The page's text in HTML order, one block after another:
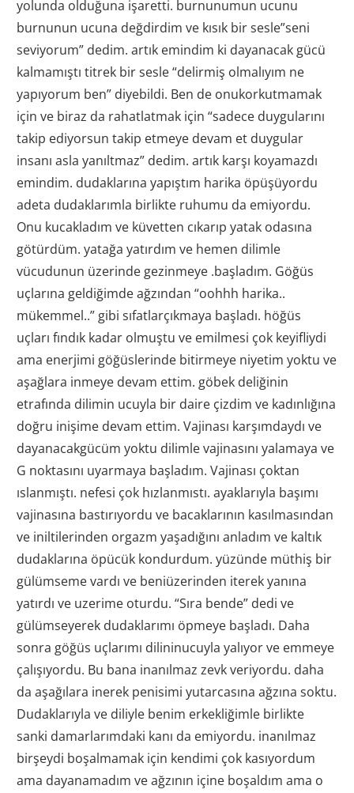
yolunda olduğuna işaretti. burnunumun ucunu
burnunun ucuna değdirdim ve kısık bir sesle”seni
seviyorum” dedim. artık emindim ki dayanacak gücü
kalmamıştı titrek bir sesle “delirmiş olmalıyım ne
yapıyorum ben” diyebildi. Ben de onukorkutmamak
için ve biraz da rahatlatmak için “sadece duygularını
takip ediyorsun takip etmeye devam et duygular
insanı asla yanıltmaz” dedim. artık karşı koyamazdı
emindim. dudaklarına yapıştım harika öpüşüyordu
adeta dudaklarımla birlikte ruhumu da emiyordu.
Onu kucakladım ve küvetten cıkarıp yatak odasına
götürdüm. yatağa yatırdım ve hemen dilimle
vücudunun üzerinde gezinmeye .başladım. Göğüs
uçlarına geldiğimde ağzından “oohhh harika..
mükemmel..” gibi sıfatlarçıkmaya başladı. höğüs
uçları fındık kadar olmuştu ve emilmesi çok keyifliydi
ama enerjimi göğüslerinde bitirmeye niyetim yoktu ve
aşağlara inmeye devam ettim. göbek deliğinin
etrafında dilimin ucuyla bir daire çizdim ve kadınlığına
doğru inişime devam ettim. Vajinası karşımdaydı ve
dayanacakgücüm yoktu dilimle vajinasını yalamaya ve
G noktasını uyarmaya başladım. Vajinası çoktan
ıslanmıştı. nefesi çok hızlanmıstı. ayaklarıyla başımı
vajinasına bastırıyordu ve bacaklarının kasılmasından
ve iniltilerinden orgazm yaşadığını anladım ve kaltık
dudaklarına öpücük kondurdum. yüzünde müthiş bir
gülümseme vardı ve beniüzerinden iterek yanına
yatırdı ve uzerime oturdu. “Sıra bende” dedi ve
gülümseyerek dudaklarımı öpmeye başladı. Daha
sonra göğüs uçlarımı dilininucuyla yalıyor ve emmeye
çalışıyordu. Bu bana inanılmaz zevk veriyordu. daha
da aşağılara inerek penisimi yutarcasına ağzına soktu.
Dudaklarıyla ve diliyle benim erkekliğimle birlikte
sanki damarlarımdaki kanı da emiyordu. inanılmaz
birşeydi boşalmamak için kendimi çok kasıyordum
ama dayanamadım ve ağzının içine boşaldım ama o